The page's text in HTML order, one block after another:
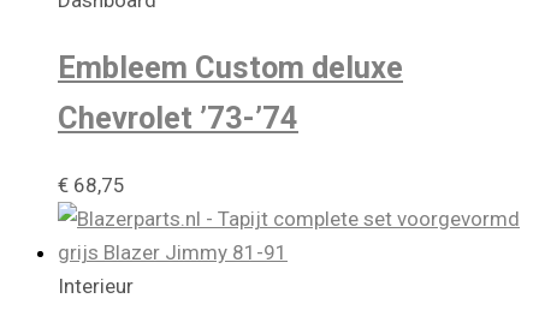
Embleem Custom deluxe
Chevrolet ’73-’74
€ 68,75
Interieur